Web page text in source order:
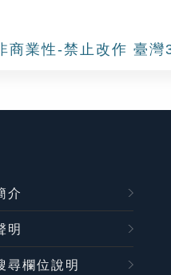
商業性-禁止改作 臺灣
介
明
尋欄位說明